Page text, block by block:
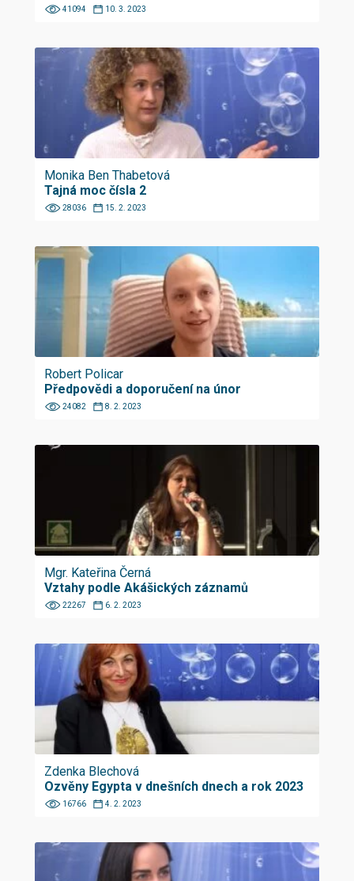
41094 10. 3. 2023
Monika Ben Thabetová
Tajná moc čísla 2
28036 15. 2. 2023
Robert Policar
Předpovědi a doporučení na únor
24082 8. 2. 2023
Mgr. Kateřina Černá
Vztahy podle Akášických záznamů
22267 6. 2. 2023
Zdenka Blechová
Ozvěny Egypta v dnešních dnech a rok 2023
16766 4. 2. 2023